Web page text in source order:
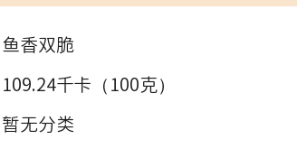
鱼香双脆
109.24千卡（100克）
暂无分类